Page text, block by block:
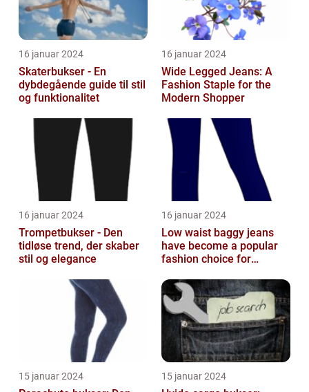
16 januar 2024
Skaterbukser - En
dybdegående guide til stil
og funktionalitet
16 januar 2024
Wide Legged Jeans: A
Fashion Staple for the
Modern Shopper
16 januar 2024
Trompetbukser - Den
tidløse trend, der skaber
stil og elegance
16 januar 2024
Low waist baggy jeans
have become a popular
fashion choice for
comfort without...
15 januar 2024 15 januar 2024